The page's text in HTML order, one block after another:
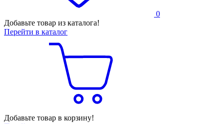
0
Добавьте товар из каталога!
Перейти в каталог
Добавьте товар в корзину!